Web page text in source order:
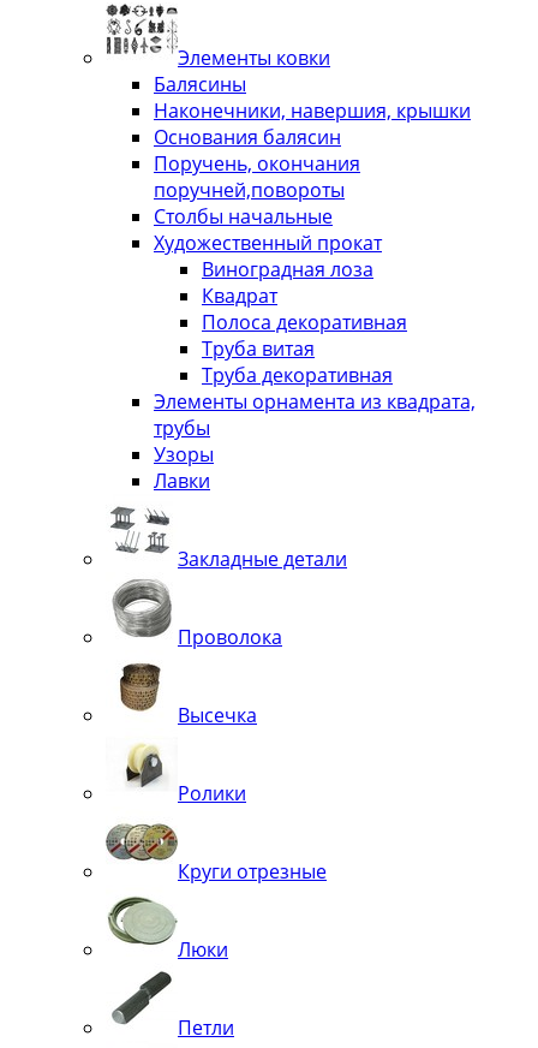
Элементы ковки
Балясины
Наконечники, навершия, крышки
Основания балясин
Поручень, окончания
поручней,повороты
Столбы начальные
Художественный прокат
Виноградная лоза
Квадрат
Полоса декоративная
Труба витая
Труба декоративная
Элементы орнамента из квадрата,
трубы
Узоры
Лавки
Закладные детали
Проволока
Высечка
Ролики
Круги отрезные
Люки
Петли